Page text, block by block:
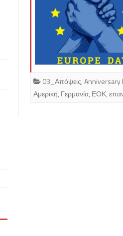
03_Απόψεις,Anniversary
Αμερική, Γερμανία, ΕΟΚ,